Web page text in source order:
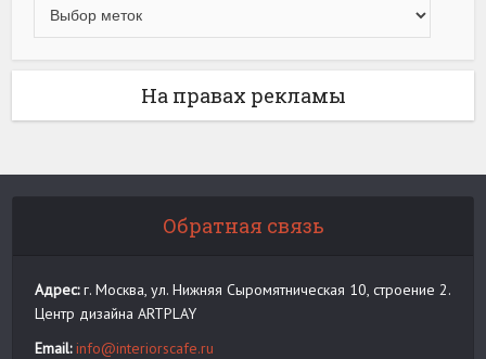
На правах рекламы
Обратная связь
Адрес:г. Москва, ул. Нижняя Сыромятническая 10, строение 2.
Центр дизайна ARTPLAY
Email: info@interiorscafe.ru